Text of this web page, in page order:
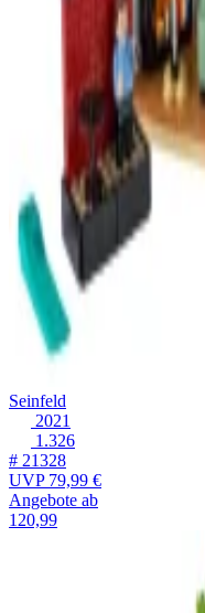
Seinfeld
2021
1.326
# 21328
UVP79,99 €
Angebote ab
120,99